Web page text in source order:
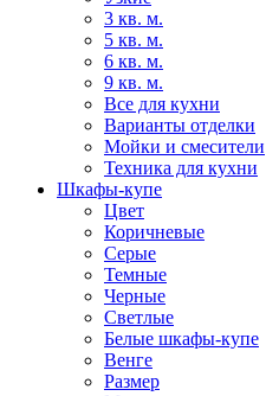
3 кв. м.
5 кв. м.
6 кв. м.
9 кв. м.
Все для кухни
Варианты отделки
Мойки и смесители
Техника для кухни
Шкафы-купе
Цвет
Коричневые
Серые
Темные
Черные
Светлые
Белые шкафы-купе
Венге
Размер